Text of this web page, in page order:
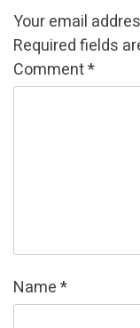
Your email
Required fields
Comment*
Name*